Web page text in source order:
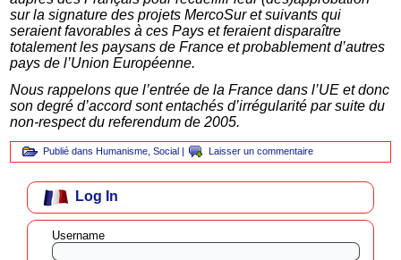
sur la signature des projets MercoSur et suivants qui
seraient favorables à ces Pays et feraient disparaître
totalement les paysans de France et probablement d’autres
pays de l’Union Européenne.
Nous rappelons que l’entrée de la France dans l’UE et donc
son degré d’accord sont entachés d’irrégularité par suite du
non-respect du referendum de 2005.
Publié dans Humanisme ,Social | Laisser un commentaire
Log In
Username